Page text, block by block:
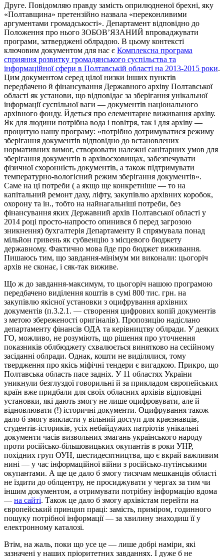
Друге. Повідомляю правду замість оприлюдненої брехні, яку
«Полтавщина» претензійно назвала «переконливими
аргументами громадськості». Департамент відповідно до
Положення про нього ЗОБОВ’ЯЗАНИЙ впроваджувати
програми, затверджені облрадою. В цьому контексті
ключовим документом для нас є Комплексна програма
сприяння розвитку громадянського суспільства та
інформаційної сфери в Полтавській області на 2013-2015 роки.
Цим документом серед цілої низки інших пунктів
передбачено й фінансування Державного архіву Полтавської
області як установи, що відповідає за зберігання унікальної
інформації суспільної ваги — документів національного
архівного фонду. Йдеться про елементарне виживання архіву.
Як для людини потрібна вода і повітря, так і для архіву —
процитую нашу програму: «потрібно дотримуватися режиму
зберігання документів відповідно до встановлених
нормативних вимог, створювати належні санітарних умов для
зберігання документів в архівосховищах, забезпечувати
фізичної схоронність документів, а також підтримувати
температурно-вологісний режим зберігання документів».
Саме на ці потреби ( а якщо ще конкретніше — то на
капітальний ремонт даху, ліфту, закупівлю архівних коробок,
охорону та ін., тобто на найнагальніші потреби, без
фінансування яких Державний архів Полтавської області у
2014 році просто-напросто опинився б перед загрозою
зникнення) бухгалтерія Департаменту й спрямувала понад
мільйон гривень як субвенцію з місцевого бюджету
державному. Фактично мова йде про бюджет виживання.
Пишаюсь тим, що завдання-мінімум ми виконали: цьогоріч
архів не сконає, і сяк-так виживе.
Що ж до завдання-максимум, то цьогоріч нашою програмою
передбачено виділення коштів в сумі 800 тис. грн. на
закупівлю якісної установки з оцифрування архівних
документів (п.3.2.1. — створення цифрових копій документів
з метою збереженості оригіналів). Пропозицію надіслано
департаменту фінансів ОДА та керівництву облради. У деяких
ГО, можливо, не розуміють, що рішення про уточнення
показників облбюджету схвалюється винятково на сесійному
засіданні облради. Однак, кошти не виділялися, тому
твердження про якісь міфічні тендери є вигадкою. Прикро, що
Полтавська область пасе задніх. У 11 областях України
уникнули безглуздої говорильні й за прикладом європейських
країн вже придбали для своїх обласних архівів відповідні
установки, які дають змогу не лише оцифровувати, але й
відновлювати (!) історичні документи. Оцифрування також
дало б змогу викласти у вільний доступ для краєзнавців,
студентів-істориків, усіх небайдужих патріотів унікальні
документи часів визвольних змагань українського народу
проти російсько-більшовицьких окупантів в роки УНР,
похідних груп ОУН, шестидесятництва, що є вкрай важливим
нині — у час інформаційної війни з російсько-путінськими
окупантами. А ще це дало б змогу тисячам мешканців області
не їздити до облцентру, не просиджувати у чергах за тим чи
іншим документом, а отримувати потрібну інформацію вдома
— на сайті. Також це дало б змогу архівістам перейти на
європейський принцип праці: замість, приміром, годинного
пошуку потрібної інформації — за хвилину знаходиш її у
електронному каталозі.
Втім, на жаль, поки що усе це — лише добрі наміри, які
зазначені у наших пріоритетних завданнях. І дуже б не